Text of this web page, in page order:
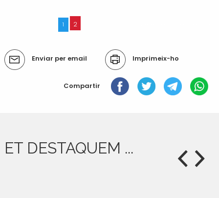
1 2
Accions
del
Enviar per email Imprimeix-ho
Compartir
ET DESTAQUEM ...